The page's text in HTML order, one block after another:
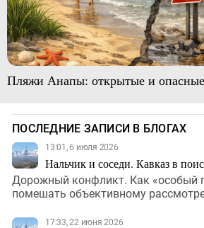
Пляжи Анапы: открытые и
ПОСЛЕДНИЕ ЗАПИСИ В БЛОГАХ
13:01, 6 июля 2026
Нальчик и соседи. Кавказ в
Дорожный конфликт. Как «особый
помешать объективному
17:33, 22 июня 2026